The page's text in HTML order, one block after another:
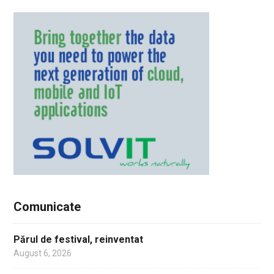
Comunicate
Părul de festival, reinventat
August 6, 2026